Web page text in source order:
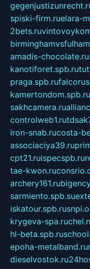
spiski-firm.ruelara-
2bets.ru
amadis-chocolate.ru
kanotiforet.spb.ru
praga.spb.ru
kamertondom.spb.ru
sakhcamera.ru
controlweb1.ru
iron-snab.rucosta-
associaciya39.ru
cpt21.ruispecspb.ru
tae-kwon.ru
archery161.ru
sarmiento.spb.su
iskatour.spb.ru
krygeva-spa.ru
hl-beta.spb.ru
epoha-metalband.ru
dieselvostok.ru